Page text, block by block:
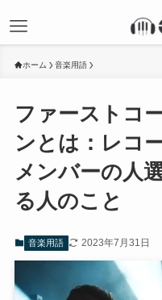
ホーム 音楽用語
ファーストコ
ンとは：レコ
メンバーの人
る人のこと
音楽用語 2023年7月31日